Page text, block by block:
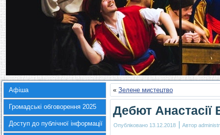
Афіша
Громадські обговорення 2025
Доступ до публічної інформації
« Зелене мистецтво
Дебют Анастасії
Опубліковано 13.12.2018 | Автор